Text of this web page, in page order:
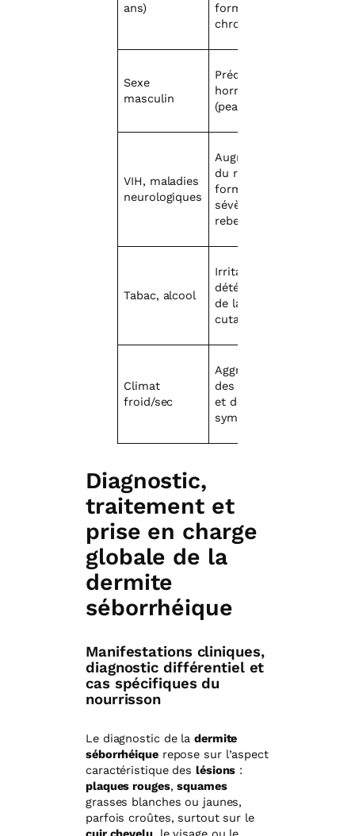
ans)
formes
chroniques
Sexe
masculin
Prédisposition
hormonale
(peau grasse)
VIH, maladies
neurologiques
Augmentation
du risque de
formes
sévères ou
rebelles
Tabac, alcool
Irritation et
détérioration
de la barrière
cutanée
Climat
froid/sec
Aggravation
des poussées
et des
symptômes
Diagnostic,
traitement et
prise en charge
globale de la
dermite
séborrhéique
Manifestations cliniques,
diagnostic différentiel et
cas spécifiques du
nourrisson
Le diagnostic de la dermite
séborrhéiquerepose sur l’aspect
caractéristique deslésions :
plaques rouges,squames
grasses blanches ou jaunes,
parfois croûtes, surtout sur le